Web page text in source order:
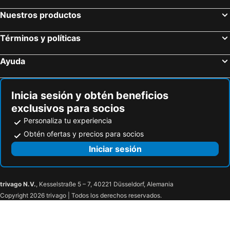
Nuestros productos
Términos y políticas
Ayuda
Inicia sesión y obtén beneficios
exclusivos para socios
Personaliza tu experiencia
Obtén ofertas y precios para socios
Iniciar sesión
trivago N.V., Kesselstraße 5 – 7, 40221 Düsseldorf, Alemania
Copyright 2026 trivago | Todos los derechos reservados.